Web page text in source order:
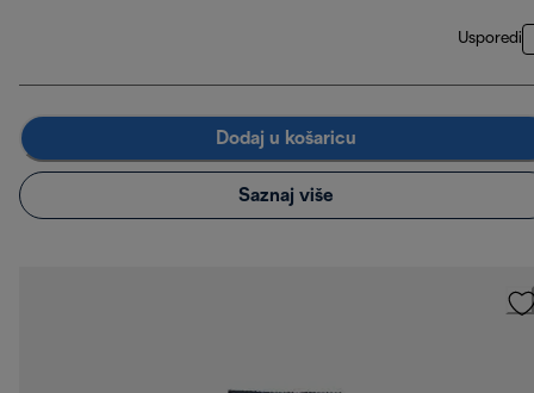
Usporedi
Dodaj u košaricu
Saznaj više